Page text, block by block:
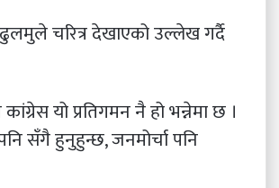
चरित्र देखाएको उल्लेख गर्दै
यो प्रतिगमन नै हो भन्नेमा छ ।
सँगै हुनुहुन्छ, जनमोर्चा पनि